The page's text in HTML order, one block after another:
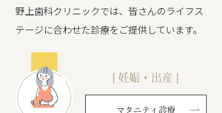
令和8年1月5日（月）より通常通り診療い
たします。
2025.07.29
【お盆休みのお知らせ】
誠に勝手ながら、下記の期間をお盆休みと
させていただきます。
野上歯科クリニックでは、皆さんのライフス
テージに合わせた診療をご提供しています。
[ 妊娠・出産 ]
マタニティ診療